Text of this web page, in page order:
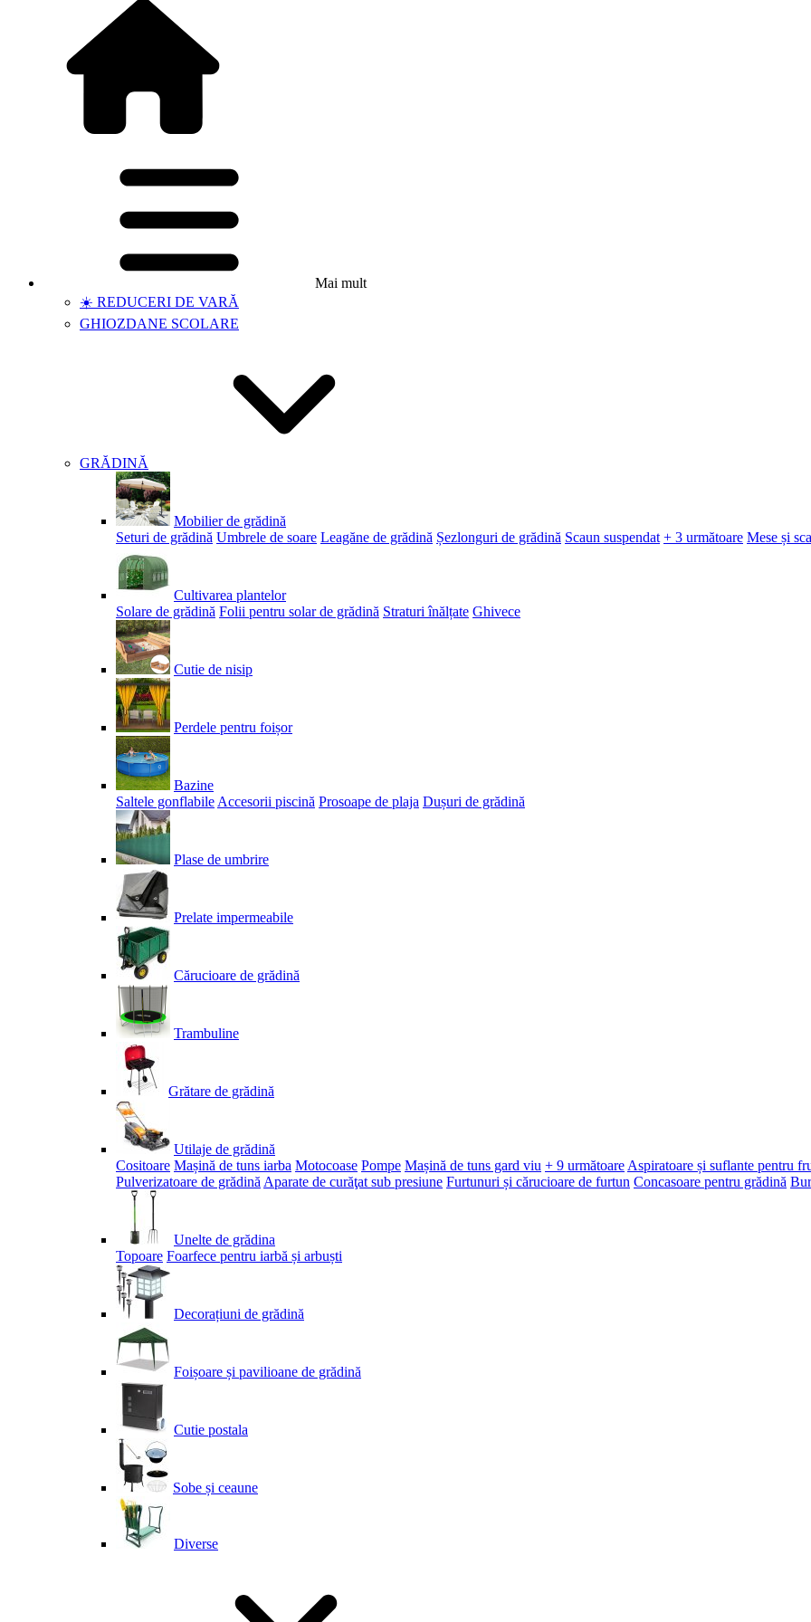
Mai mult
☀️ REDUCERI DE VARĂ
GHIOZDANE SCOLARE
GRĂDINĂ
Mobilier de grădină
Seturi de grădină Umbrele de soare Leagăne de grădină Șezlonguri de grădină Scaun suspendat + 3 următoare Mese și
Cultivarea plantelor
Solare de grădină Folii pentru solar de grădină Straturi înălțate Ghivece
Cutie de nisip
Perdele pentru foișor
Bazine
Saltele gonflabile Accesorii piscină Prosoape de plaja Dușuri de grădină
Plase de umbrire
Prelate impermeabile
Cărucioare de grădină
Trambuline
Grătare de grădină
Utilaje de grădină
Cositoare Mașină de tuns iarba Motocoase Pompe Mașină de tuns gard viu + 9 următoare Aspiratoare și suflante pentru
Pulverizatoare de grădină Aparate de curăţat sub presiune Furtunuri și cărucioare de furtun Concasoare pentru grădină
Unelte de grădina
Topoare Foarfece pentru iarbă și arbuști
Decorațiuni de grădină
Foișoare și pavilioane de grădină
Cutie postala
Sobe și ceaune
Diverse